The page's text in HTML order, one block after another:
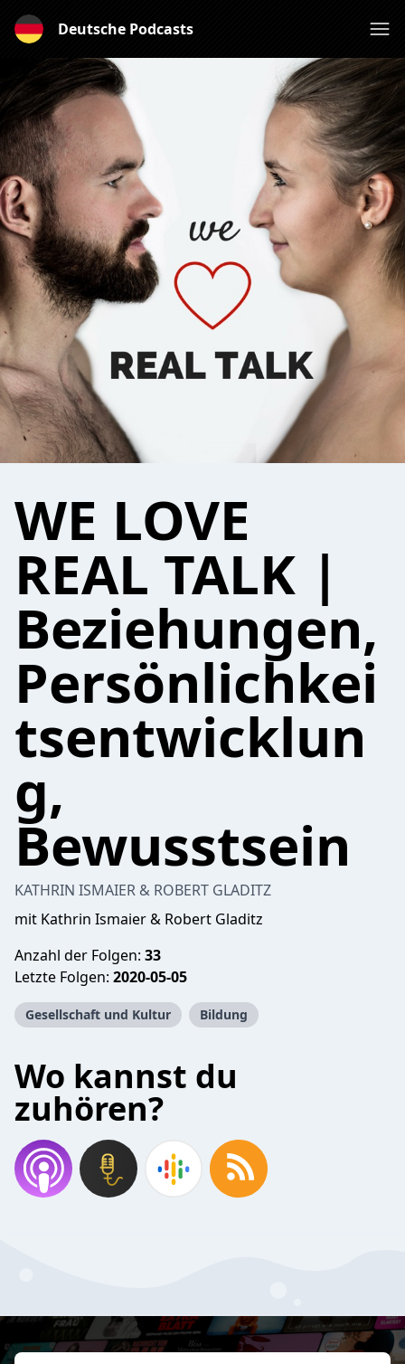
Deutsche Podcasts
WE LOVE
REAL TALK |
Beziehungen,
Persönlichkei
tsentwicklun
g,
Bewusstsein
KATHRIN ISMAIER & ROBERT GLADITZ
mit Kathrin Ismaier & Robert Gladitz
Anzahl der Folgen: 33
Letzte Folgen: 2020-05-05
Gesellschaft und Kultur Bildung
Wo kannst du
zuhören?